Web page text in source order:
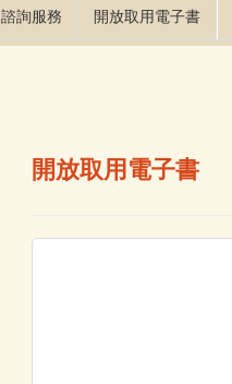
諮詢服務 開放取用電子書
開放取用電子書